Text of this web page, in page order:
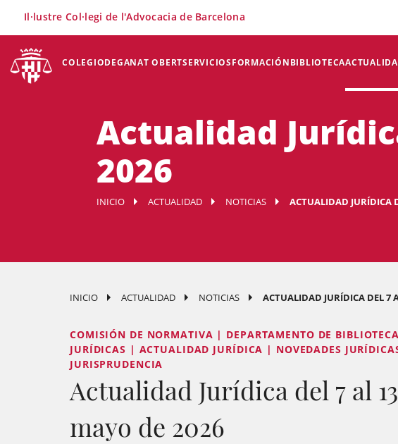
COLEGIODEGANAT OBERTSERVICIOSFORMACIÓNBIBLIOTECA
Il·lustre Col·legi de l'Advocacia de Barcelona
Actualidad
2026
INICIO ACTUALIDAD NOTICIAS ACTUALIDAD JURÍDICA
INICIO ACTUALIDAD NOTICIAS ACTUALIDAD JURÍDICA DEL 7
COMISIÓN DE NORMATIVA | DEPARTAMENTO DE
JURÍDICAS | ACTUALIDAD JURÍDICA | NOVEDADES
JURISPRUDENCIA
Actualidad Jurídica del 7 al
mayo de 2026